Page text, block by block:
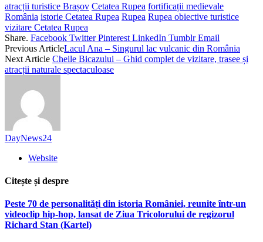
atracții turistice Brașov Cetatea Rupea fortificații medievale
România istorie Cetatea Rupea Rupea Rupea obiective turistice
vizitare Cetatea Rupea
Share. Facebook Twitter Pinterest LinkedIn Tumblr Email
Previous ArticleLacul Ana – Singurul lac vulcanic din România
Next Article Cheile Bicazului – Ghid complet de vizitare, trasee și
atracții naturale spectaculoase
DayNews24
Website
Citește și despre
Peste 70 de personalități din istoria României, reunite într-un
videoclip hip-hop, lansat de Ziua Tricolorului de regizorul
Richard Stan (Kartel)